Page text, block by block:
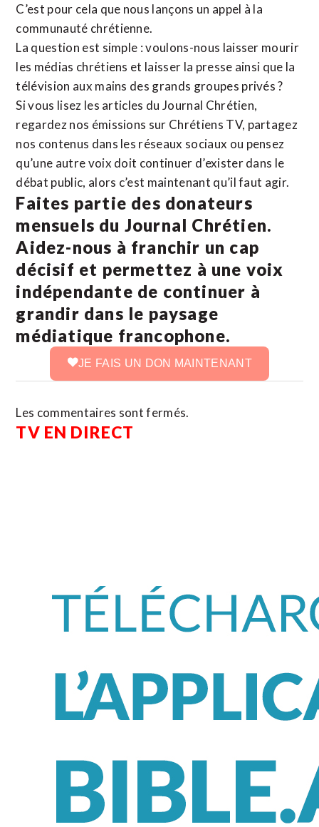
C’est pour cela que nous lançons un appel à la
communauté chrétienne.
La question est simple : voulons-nous laisser mourir
les médias chrétiens et laisser la presse ainsi que la
télévision aux mains des grands groupes privés ?
Si vous lisez les articles du Journal Chrétien,
regardez nos émissions sur Chrétiens TV, partagez
nos contenus dans les réseaux sociaux ou pensez
qu’une autre voix doit continuer d’exister dans le
débat public, alors c’est maintenant qu’il faut agir.
Faites partie des donateurs
mensuels du Journal Chrétien.
Aidez-nous à franchir un cap
décisif et permettez à une voix
indépendante de continuer à
grandir dans le paysage
médiatique francophone.
JE FAIS UN DON MAINTENANT
Les commentaires sont fermés.
TV EN DIRECT